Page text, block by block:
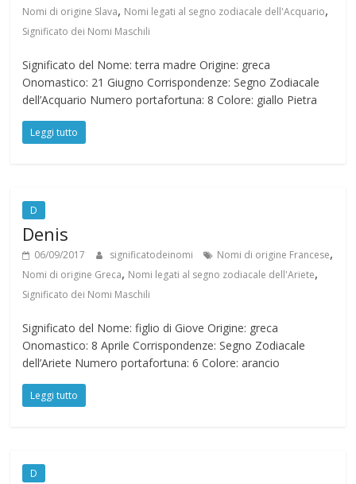
Nomi di origine Slava, Nomi legati al segno zodiacale dell'Acquario,
Significato dei Nomi Maschili
Significato del Nome: terra madre Origine: greca
Onomastico: 21 Giugno Corrispondenze: Segno Zodiacale
dell’Acquario Numero portafortuna: 8 Colore: giallo Pietra
Leggi tutto
D
Denis
06/09/2017 significatodeinomi Nomi di origine Francese,
Nomi di origine Greca, Nomi legati al segno zodiacale dell'Ariete,
Significato dei Nomi Maschili
Significato del Nome: figlio di Giove Origine: greca
Onomastico: 8 Aprile Corrispondenze: Segno Zodiacale
dell’Ariete Numero portafortuna: 6 Colore: arancio
Leggi tutto
D